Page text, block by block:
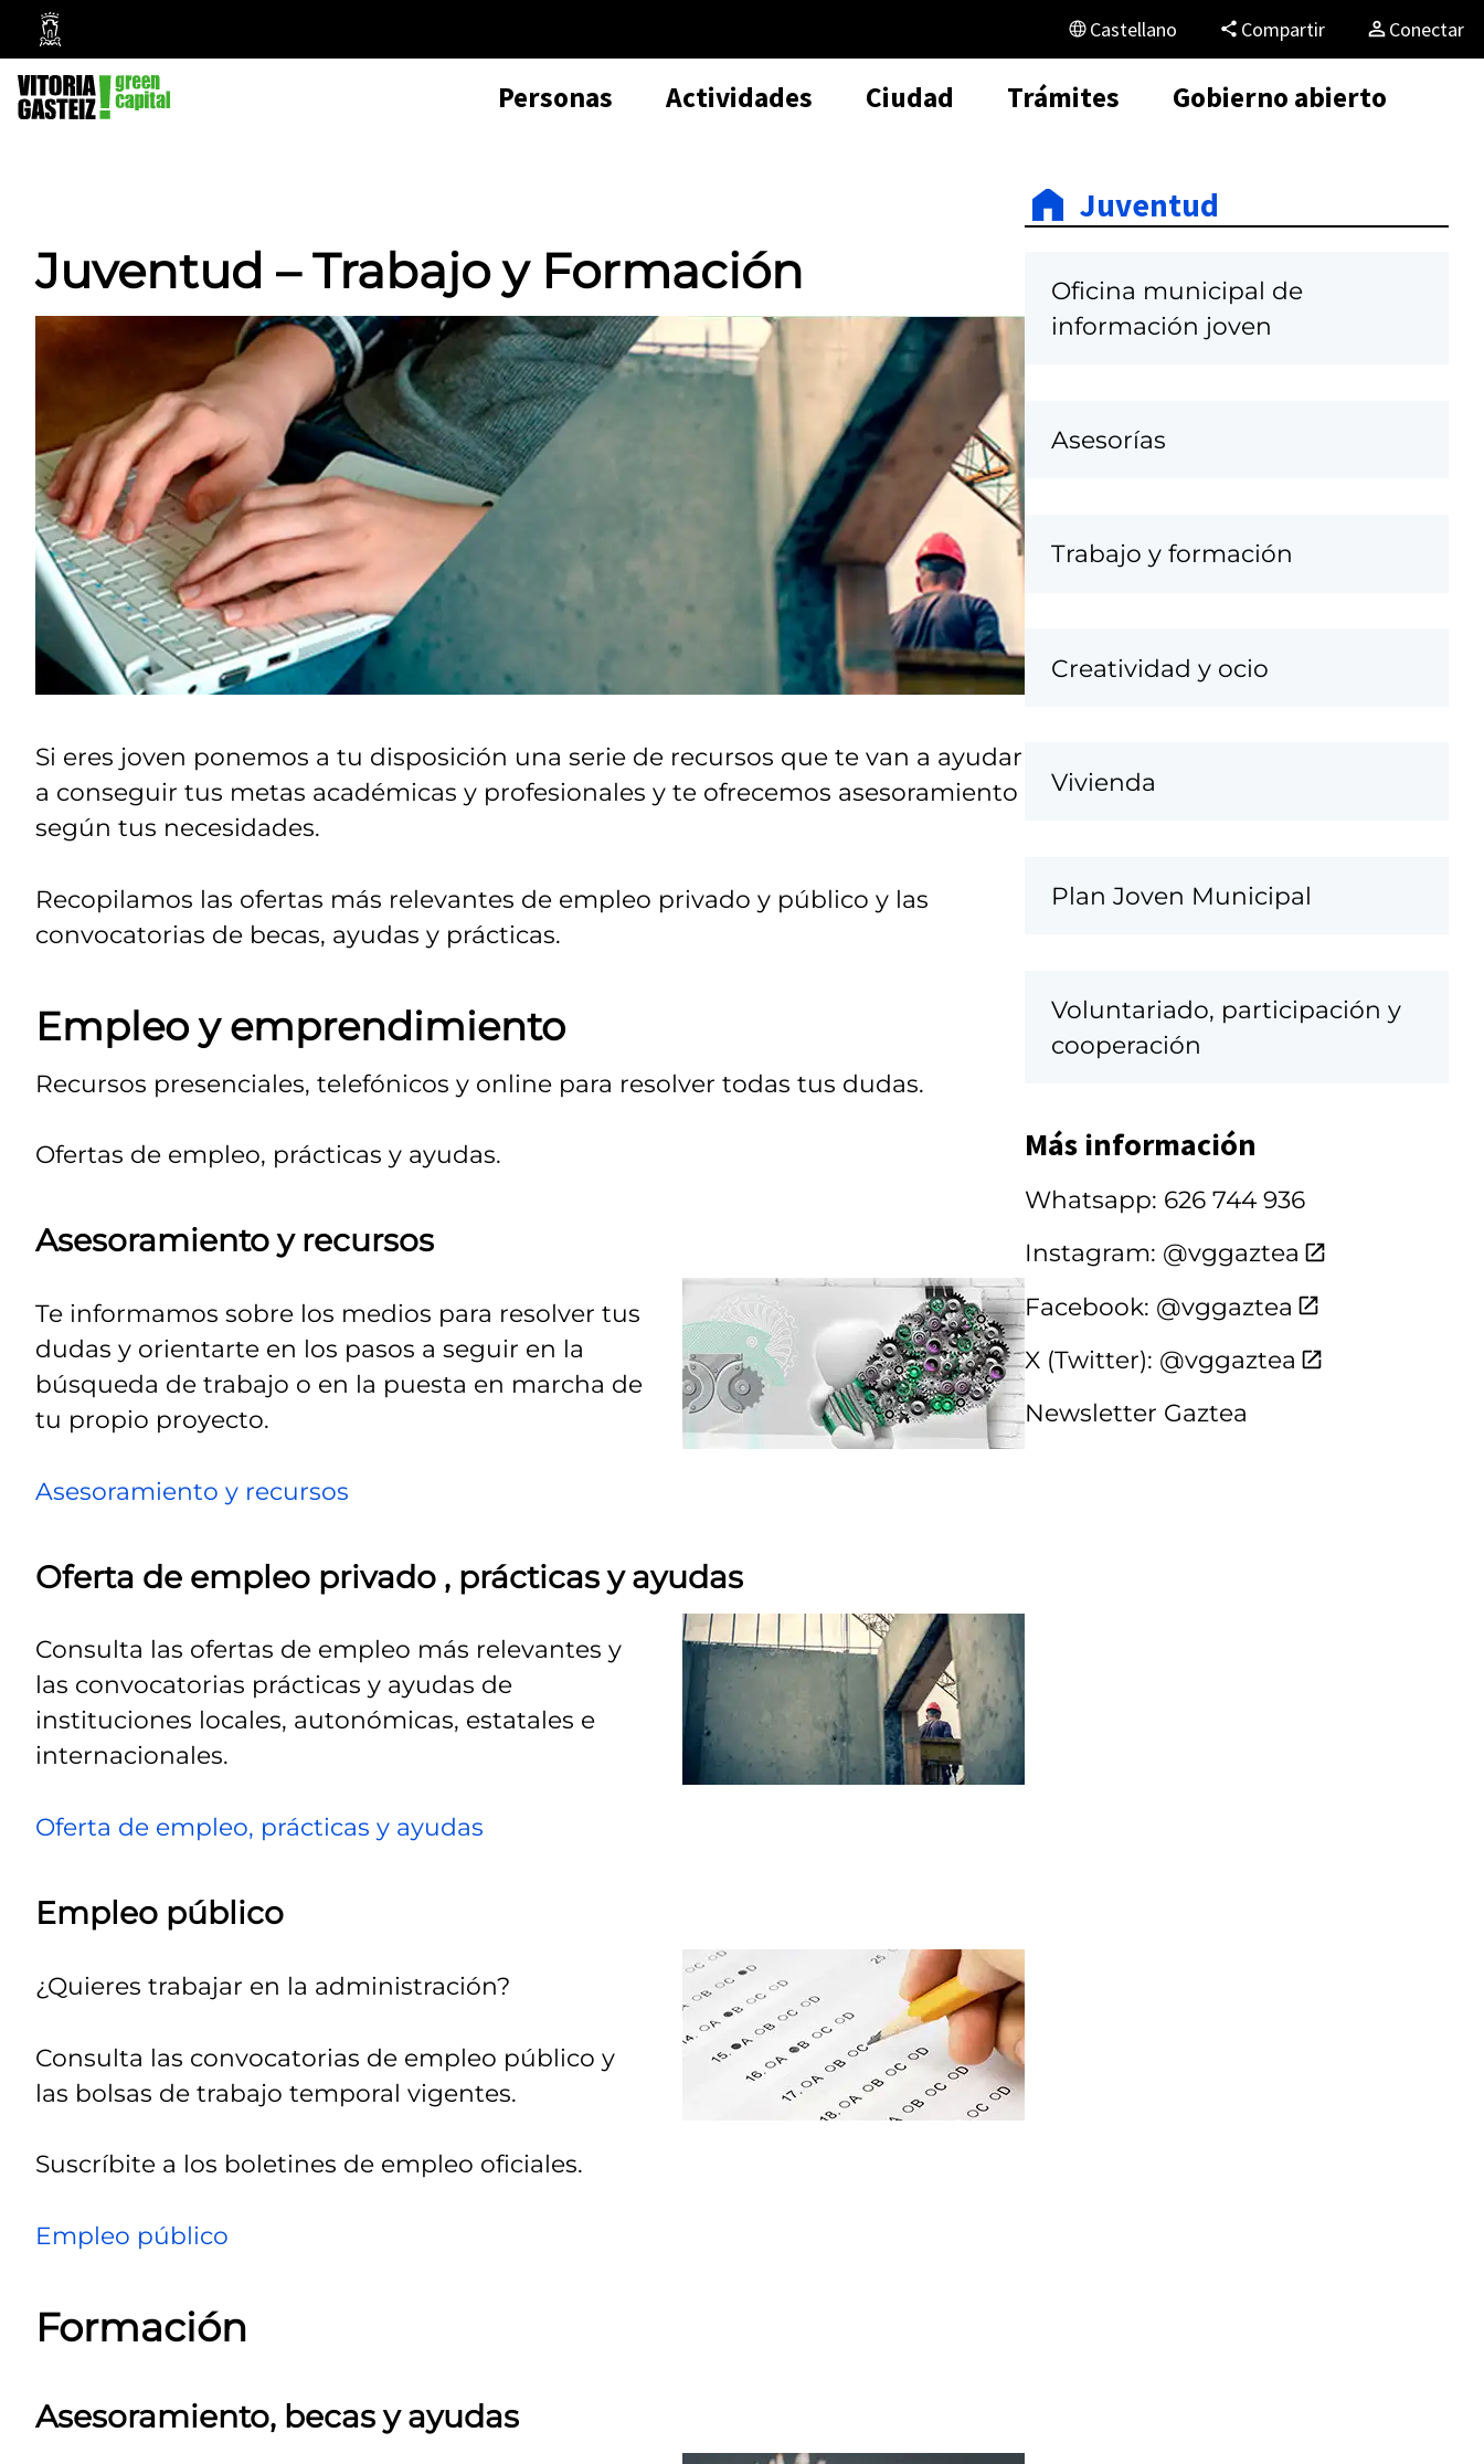
Ayuntamiento
Vitoria-
Gasteiz
Castellano Compartir Conectar
Personas Actividades Ciudad Trámites Gobierno abierto
Juventud –Trabajo y Formación
Si eres joven ponemos a tu disposición una serie de recursos que te van a ayudar
a conseguir tus metas académicas y profesionales y te ofrecemos asesoramiento
según tus necesidades.
Recopilamos las ofertas más relevantes de empleo privado y público y las
convocatorias de becas, ayudas y prácticas.
Empleo y emprendimiento
Recursos presenciales, telefónicos y online para resolver todas tus dudas.
Ofertas de empleo, prácticas y ayudas.
Asesoramiento y recursos
Te informamos sobre los medios para resolver tus
dudas y orientarte en los pasos a seguir en la
búsqueda de trabajo o en la puesta en marcha de
tu propio proyecto.
Asesoramiento y recursos
Oferta de empleo privado , prácticas y ayudas
Consulta las ofertas de empleo más relevantes y
las convocatorias prácticas y ayudas de
instituciones locales, autonómicas, estatales e
internacionales.
Oferta de empleo, prácticas y ayudas
Empleo público
¿Quieres trabajar en la administración?
Consulta las convocatorias de empleo público y
las bolsas de trabajo temporal vigentes.
Suscríbite a los boletines de empleo oficiales.
Empleo público
Formación
Asesoramiento, becas y ayudas
Juventud
Oficina municipal de
información joven
Asesorías
Trabajo y formación
Creatividad y ocio
Vivienda
Plan Joven Municipal
Voluntariado, participación y
cooperación
Más información
Whatsapp: 626 744 936
Instagram: @vggaztea
Facebook: @vggaztea
X (Twitter): @vggaztea
Newsletter Gaztea